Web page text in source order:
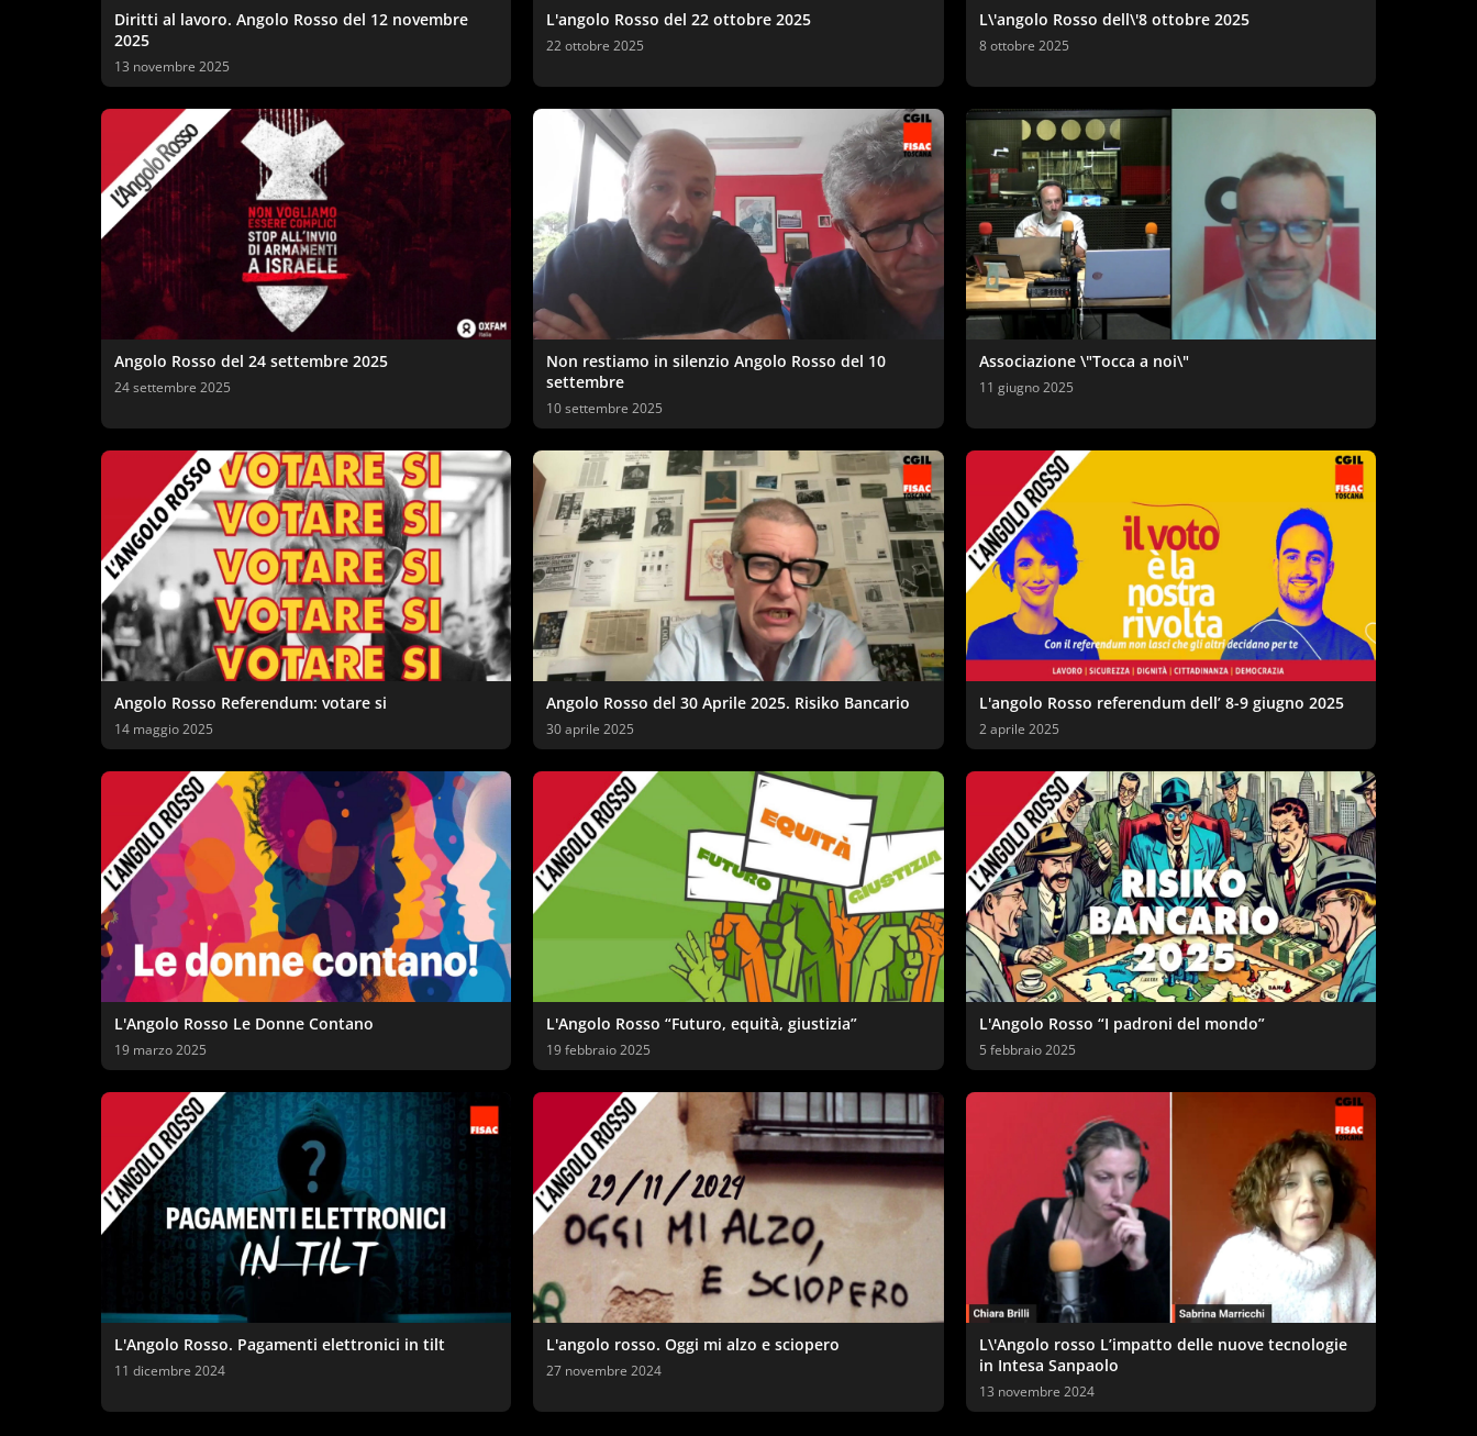
Diritti al lavoro. Angolo Rosso del 12 novembre
2025
13 novembre 2025
L'angolo Rosso del 22 ottobre 2025
22 ottobre 2025
L\'angolo Rosso dell\'8 ottobre 2025
8 ottobre 2025
Angolo Rosso del 24 settembre 2025
24 settembre 2025
Non restiamo in silenzio Angolo Rosso del 10
settembre
10 settembre 2025
Associazione \"Tocca a noi\"
11 giugno 2025
Angolo Rosso Referendum: votare si
14 maggio 2025
Angolo Rosso del 30 Aprile 2025. Risiko Bancario
30 aprile 2025
L'angolo Rosso referendum dell’ 8-9 giugno 2025
2 aprile 2025
L'Angolo Rosso Le Donne Contano
19 marzo 2025
L'Angolo Rosso “Futuro, equità, giustizia”
19 febbraio 2025
L'Angolo Rosso “I padroni del mondo”
5 febbraio 2025
L'Angolo Rosso. Pagamenti elettronici in tilt
11 dicembre 2024
L'angolo rosso. Oggi mi alzo e sciopero
27 novembre 2024
L\'Angolo rosso L’impatto delle nuove tecnologie
in Intesa Sanpaolo
13 novembre 2024